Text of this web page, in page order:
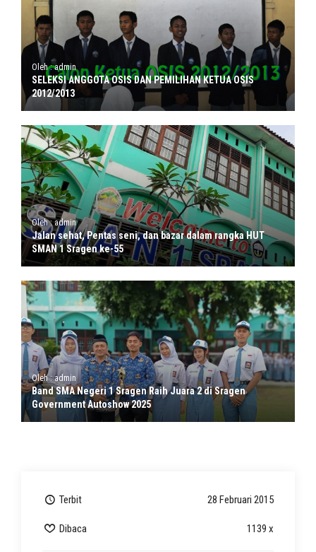
Oleh : admin
SELEKSI ANGGOTA OSIS DAN PEMILIHAN KETUA OSIS
2012/2013
Oleh : admin
Jalan sehat, Pentas seni, dan bazar dalam rangka HUT
SMAN 1 Sragen ke-55
Oleh : admin
Band SMA Negeri 1 Sragen Raih Juara 2 di Sragen
Government Autoshow 2025
Terbit 28 Februari 2015
Dibaca 1139 x